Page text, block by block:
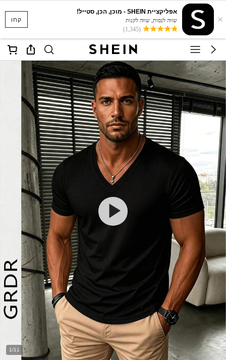
קחו ×
אפליקציית SHEIN - מוכן, הכן, סטייל!
שווה לנסות, שווה לקנות
(1,345)
1/11